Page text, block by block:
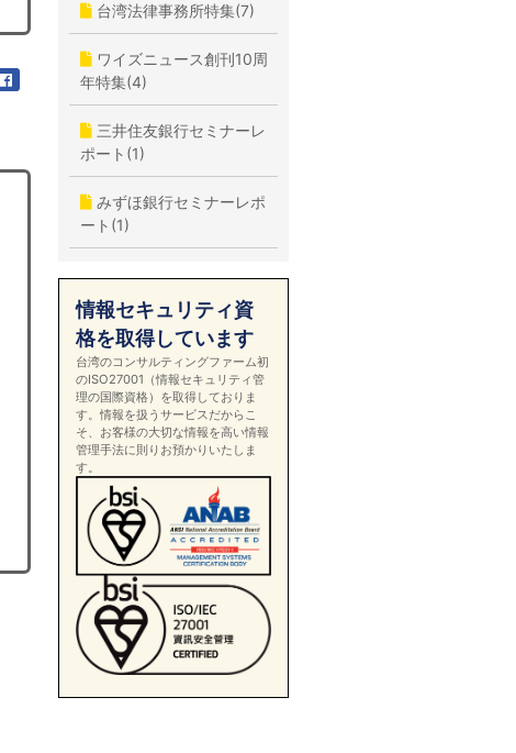
台湾法律事務所特集(7)
ワイズニュース創刊10周
年特集(4)
三井住友銀行セミナーレ
ポート(1)
みずほ銀行セミナーレポ
ート(1)
情報セキュリティ資
格を取得しています
台湾のコンサルティングファーム初
のISO27001（情報セキュリティ管
理の国際資格）を取得しておりま
す。情報を扱うサービスだからこ
そ、お客様の大切な情報を高い情報
管理手法に則りお預かりいたしま
す。